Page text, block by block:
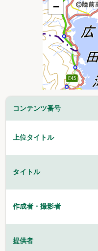
−
コンテンツ番号
上位タイトル
タイトル
作成者・撮影者
提供者